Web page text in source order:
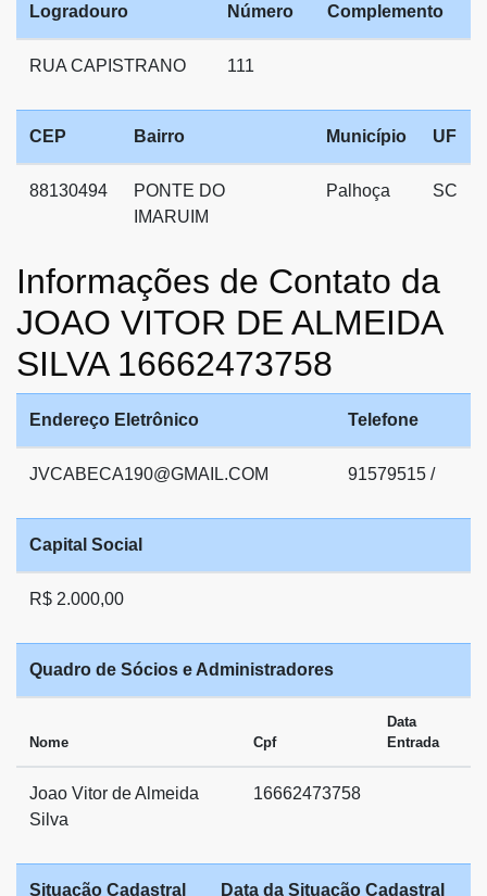
Logradouro Número Complemento
RUA CAPISTRANO 111
CEP Bairro Município UF
88130494
PONTE DO
IMARUIM
Palhoça SC
Informações de Contato da
JOAO VITOR DE ALMEIDA
SILVA 16662473758
Endereço Eletrônico Telefone
JVCABECA190@GMAIL.COM 91579515 /
Capital Social
R$ 2.000,00
Quadro de Sócios e Administradores
Nome Cpf
Data
Entrada
Joao Vitor de Almeida
Silva
16662473758
Situação Cadastral Data da Situação Cadastral